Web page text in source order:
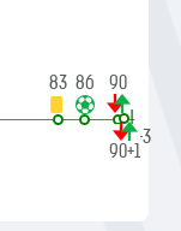
83 86 90
90+1
|
90'+3